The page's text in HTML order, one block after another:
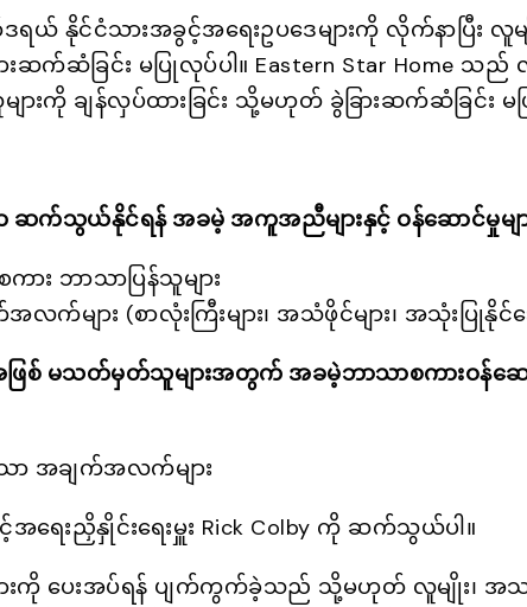
နိုင်ငံသားအခွင့်အရေးဥပဒေများကို လိုက်နာပြီး လူမ
ဆံခြင်း မပြုလုပ်ပါ။ Eastern Star Home သည်
ချန်လှပ်ထားခြင်း သို့မဟုတ် ခွဲခြားဆက်ဆံခြင်း မပ
ဆက်သွယ်နိုင်ရန် အခမဲ့ အကူအညီများနှင့် ဝန်ဆောင်မှုမျ
း ဘာသာပြန်သူများ
အလက်များ (စာလုံးကြီးများ၊ အသံဖိုင်များ၊ အသုံးပြုနို
စ် မသတ်မှတ်သူများအတွက် အခမဲ့ဘာသာစကားဝန်ဆော
သော အချက်အလက်များ
ရေးညှိနှိုင်းရေးမှူး Rick Colby ကို ဆက်သွယ်ပါ။
ားကို ပေးအပ်ရန် ပျက်ကွက်ခဲ့သည် သို့မဟုတ် လူမျိုး၊ အသ